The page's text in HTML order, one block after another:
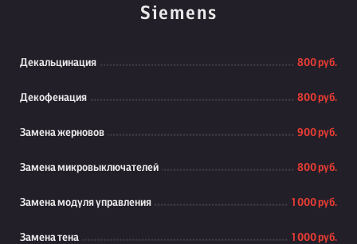
Siemens
Декальцинация 800 руб.
Декофенация 800 руб.
Замена жерновов 900 руб.
Замена микровыключателей 800 руб.
Замена модуля управления 1 000 руб.
Замена тена 1 000 руб.